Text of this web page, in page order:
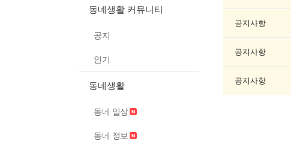
동네생활 커뮤니티
공지
인기
동네생활
동네 일상
동네 정보
공지사항
공지사항
공지사항